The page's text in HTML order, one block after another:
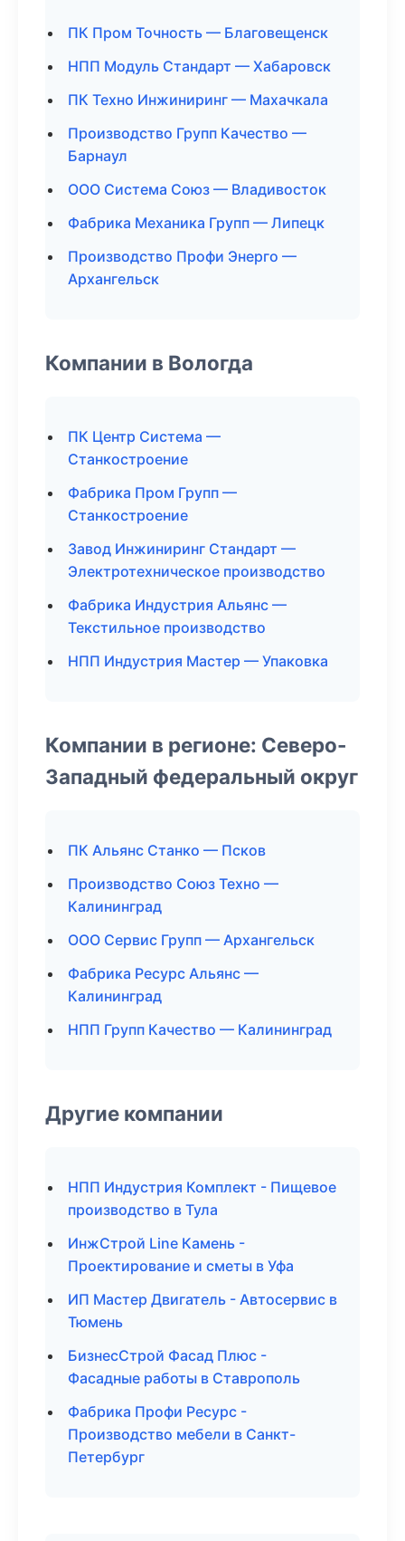
ПК Пром Точность — Благовещенск
НПП Модуль Стандарт — Хабаровск
ПК Техно Инжиниринг — Махачкала
Производство Групп Качество —
Барнаул
ООО Система Союз — Владивосток
Фабрика Механика Групп — Липецк
Производство Профи Энерго —
Архангельск
Компании в Вологда
ПК Центр Система —
Станкостроение
Фабрика Пром Групп —
Станкостроение
Завод Инжиниринг Стандарт —
Электротехническое производство
Фабрика Индустрия Альянс —
Текстильное производство
НПП Индустрия Мастер — Упаковка
Компании в регионе: Северо-
Западный федеральный округ
ПК Альянс Станко — Псков
Производство Союз Техно —
Калининград
ООО Сервис Групп — Архангельск
Фабрика Ресурс Альянс —
Калининград
НПП Групп Качество — Калининград
Другие компании
НПП Индустрия Комплект - Пищевое
производство в Тула
ИнжСтрой Line Камень -
Проектирование и сметы в Уфа
ИП Мастер Двигатель - Автосервис в
Тюмень
БизнесСтрой Фасад Плюс -
Фасадные работы в Ставрополь
Фабрика Профи Ресурс -
Производство мебели в Санкт-
Петербург